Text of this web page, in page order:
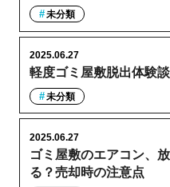
未分類
軽度ゴミ屋敷脱出体験
2025.06.27
未分類
ゴミ屋敷のエアコン、
る？売却時の注意点
2025.06.27